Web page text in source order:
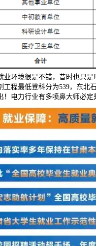
环境很是不错，昔时也只是
工程最低登科分为539，东北
电力行业有多喷鼻大师必定